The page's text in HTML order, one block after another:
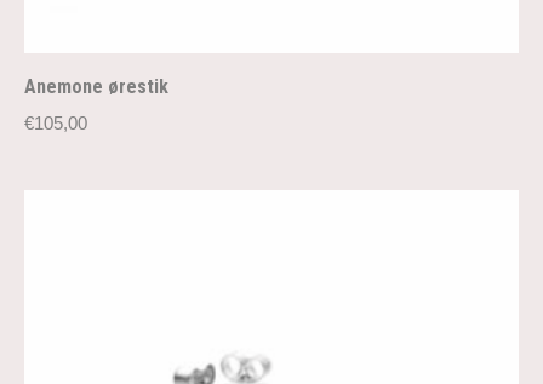
Anemone ørestik
€105,00